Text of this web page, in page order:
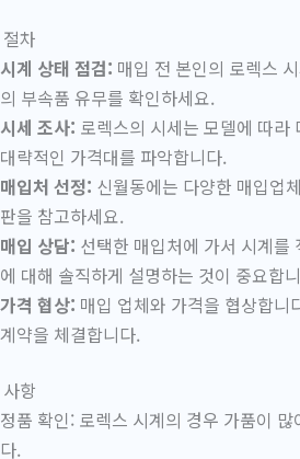
차
시계 상태 점검: 매입 전 본인의 로렉스
의 부속품 유무를 확인하세요.
시세 조사: 로렉스의 시세는 모델에 따라
대략적인 가격대를 파악합니다.
매입처 선정: 신월동에는 다양한 매입업
판을 참고하세요.
매입 상담: 선택한 매입처에 가서 시계를
에 대해 솔직하게 설명하는 것이 중요합
가격 협상: 매입 업체와 가격을 협상합니
계약을 체결합니다.
항
정품 확인: 로렉스 시계의 경우 가품이
다.